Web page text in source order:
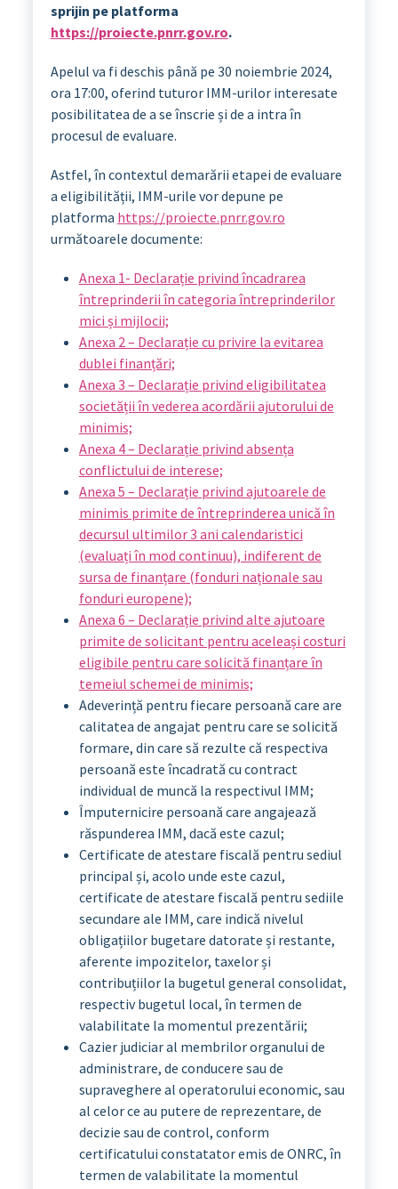
sprijin pe platforma
https://proiecte.pnrr.gov.ro.
Apelul va fi deschis până pe 30 noiembrie 2024,
ora 17:00, oferind tuturor IMM-urilor interesate
posibilitatea de a se înscrie și de a intra în
procesul de evaluare.
Astfel, în contextul demarării etapei de evaluare
a eligibilității, IMM-urile vor depune pe
platforma https://proiecte.pnrr.gov.ro
următoarele documente:
Anexa 1- Declarație privind încadrarea
întreprinderii în categoria întreprinderilor
mici și mijlocii;
Anexa 2 – Declarație cu privire la evitarea
dublei finanțări;
Anexa 3 – Declarație privind eligibilitatea
societății în vederea acordării ajutorului de
minimis;
Anexa 4 – Declarație privind absența
conflictului de interese;
Anexa 5 – Declarație privind ajutoarele de
minimis primite de întreprinderea unică în
decursul ultimilor 3 ani calendaristici
(evaluați în mod continuu), indiferent de
sursa de finanțare (fonduri naționale sau
fonduri europene);
Anexa 6 – Declarație privind alte ajutoare
primite de solicitant pentru aceleași costuri
eligibile pentru care solicită finanțare în
temeiul schemei de minimis;
Adeverință pentru fiecare persoană care are
calitatea de angajat pentru care se solicită
formare, din care să rezulte că respectiva
persoană este încadrată cu contract
individual de muncă la respectivul IMM;
Împuternicire persoană care angajează
răspunderea IMM, dacă este cazul;
Certificate de atestare fiscală pentru sediul
principal și, acolo unde este cazul,
certificate de atestare fiscală pentru sediile
secundare ale IMM, care indică nivelul
obligațiilor bugetare datorate și restante,
aferente impozitelor, taxelor și
contribuțiilor la bugetul general consolidat,
respectiv bugetul local, în termen de
valabilitate la momentul prezentării;
Cazier judiciar al membrilor organului de
administrare, de conducere sau de
supraveghere al operatorului economic, sau
al celor ce au putere de reprezentare, de
decizie sau de control, conform
certificatului constatator emis de ONRC, în
termen de valabilitate la momentul